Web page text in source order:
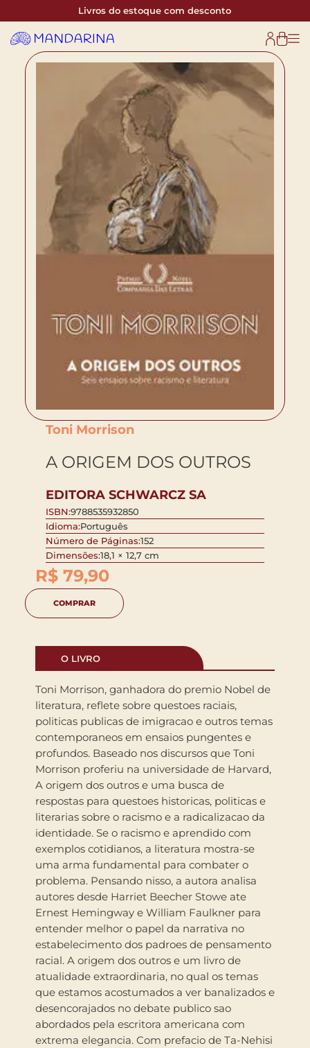
Livros do estoque com desconto
Toni Morrison
A ORIGEM DOS OUTROS
EDITORA SCHWARCZ SA
ISBN:9788535932850
Idioma:Português
Número de Páginas:152
Dimensões:18,1 × 12,7 cm
R$ 79,90
COMPRAR
O LIVRO
Toni Morrison, ganhadora do premio Nobel de
literatura, reflete sobre questoes raciais,
politicas publicas de imigracao e outros temas
contemporaneos em ensaios pungentes e
profundos. Baseado nos discursos que Toni
Morrison proferiu na universidade de Harvard,
A origem dos outros e uma busca de
respostas para questoes historicas, politicas e
literarias sobre o racismo e a radicalizacao da
identidade. Se o racismo e aprendido com
exemplos cotidianos, a literatura mostra-se
uma arma fundamental para combater o
problema. Pensando nisso, a autora analisa
autores desde Harriet Beecher Stowe ate
Ernest Hemingway e William Faulkner para
entender melhor o papel da narrativa no
estabelecimento dos padroes de pensamento
racial. A origem dos outros e um livro de
atualidade extraordinaria, no qual os temas
que estamos acostumados a ver banalizados e
desencorajados no debate publico sao
abordados pela escritora americana com
extrema elegancia. Com prefacio de Ta-Nehisi